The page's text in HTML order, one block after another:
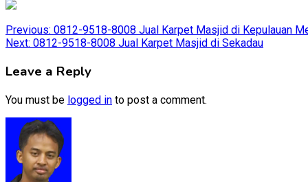
Post
Previous: 0812-9518-8008 Jual Karpet Masjid di Kepulauan
Next: 0812-9518-8008 Jual Karpet Masjid di Sekadau
Leave a Reply
You must be logged in to post a comment.